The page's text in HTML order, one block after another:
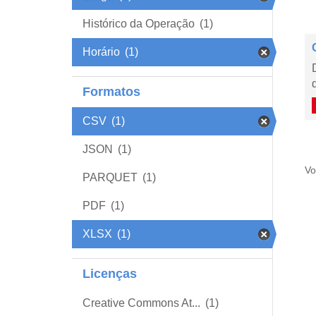
Histórico da Operação (1)
Horário (1)
Formatos
CSV (1)
JSON (1)
PARQUET (1)
PDF (1)
XLSX (1)
Licenças
Creative Commons At... (1)